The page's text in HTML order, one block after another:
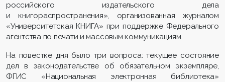
российского издательского дела
и книгораспространения», организованная журналом
«Университетская КНИГА» при поддержке Федерального
агентства по печати и массовым коммуникациям.
На повестке дня было три вопроса: текущее состояние
дел в законодательстве об обязательном экземпляре,
ФГИС «Национальная электронная библиотека»